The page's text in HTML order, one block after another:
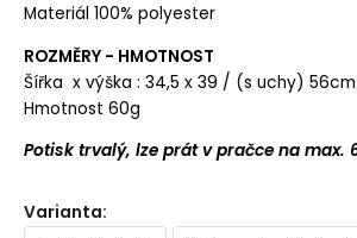
Materiál 100% polyester
ROZMĚRY - HMOTNOST
Šířka x výška : 34,5 x 39 / (s uchy) 56cm
Hmotnost 60g
Potisk trvalý, lze prát v pračce na max.
Varianta: